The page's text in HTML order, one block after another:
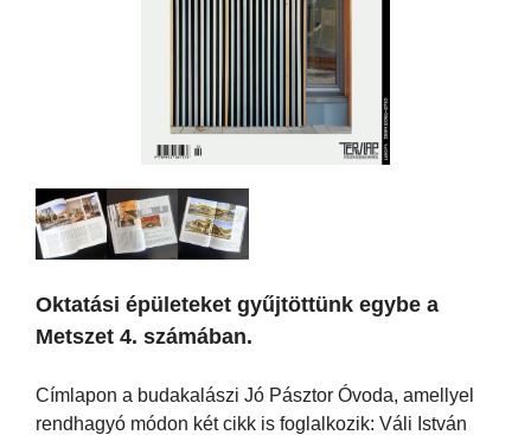
Oktatási épületeket gyűjtöttünk egybe a
Metszet 4. számában.
Címlapon a budakalászi Jó Pásztor Óvoda, amellyel
rendhagyó módon két cikk is foglalkozik: Váli István